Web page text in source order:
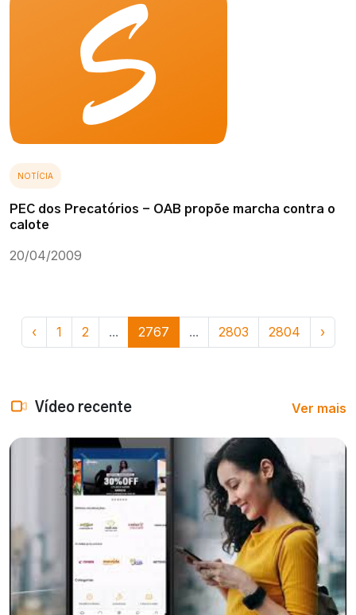
NOTÍCIA
PEC dos Precatórios - OAB propõe marcha contra o
calote
20/04/2009
‹ 1 2 ... 2767 ... 2803 2804 ›
Vídeo recente Ver mais